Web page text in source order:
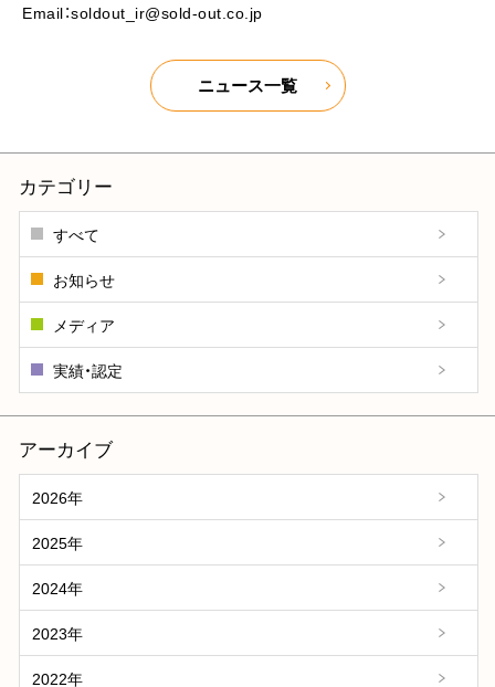
Email：soldout_ir@sold-out.co.jp
ニュース一覧
カテゴリー
すべて
お知らせ
メディア
実績・認定
アーカイブ
2026年
2025年
2024年
2023年
2022年